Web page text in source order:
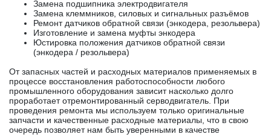
Замена подшипника электродвигателя
Замена клеммников, силовых и сигнальных разъёмов
Ремонт датчиков обратной связи (энкодера, резольвера)
Изготовление и замена муфты энкодера
Юстировка положения датчиков обратной связи
(энкодера / резольвера)
От запасных частей и расходных материалов применяемых в
процессе восстановления работоспособности любого
промышленного оборудования зависит насколько долго
проработает отремонтированный серводвигатель. При
проведения ремонта мы используем только оригинальные
запчасти и качественные расходные материалы, что в свою
очередь позволяет нам быть уверенными в качестве